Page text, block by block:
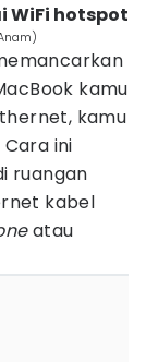
WiFi hotspot
kamu
kamu
Cara ini
ruangan
kabel
atau